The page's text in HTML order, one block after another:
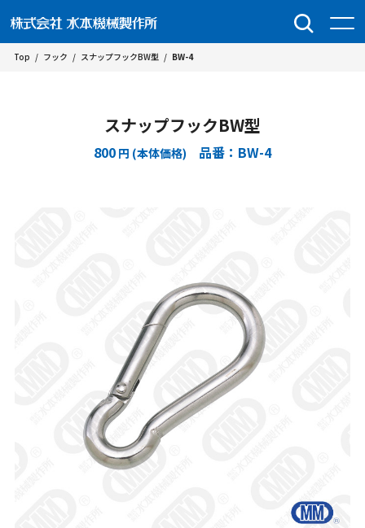
Top / フック / スナップフックBW型 / BW-4
スナップフックBW型
800 円 (本体価格) 品番：BW-4